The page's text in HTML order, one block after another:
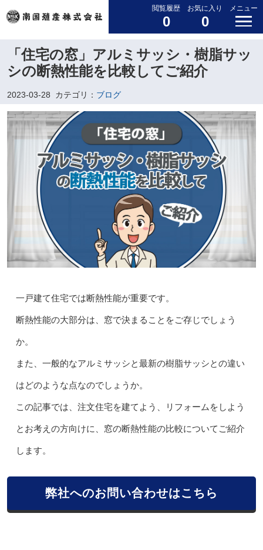
閲覧履歴
0
お気に入り
0
メニュー
「住宅の窓」アルミサッシ・樹脂サッ
シの断熱性能を比較してご紹介
2023-03-28 カテゴリ： ブログ
一戸建て住宅では断熱性能が重要です。
断熱性能の大部分は、窓で決まることをご存じでしょう
か。
また、一般的なアルミサッシと最新の樹脂サッシとの違い
はどのような点なのでしょうか。
この記事では、注文住宅を建てよう、リフォームをしよう
とお考えの方向けに、窓の断熱性能の比較についてご紹介
します。
弊社へのお問い合わせはこちら